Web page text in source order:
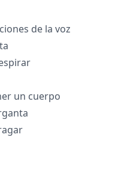
de la voz
un cuerpo